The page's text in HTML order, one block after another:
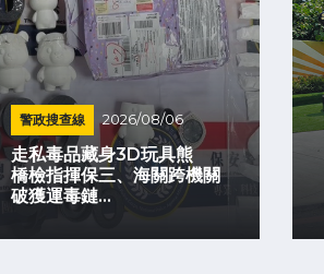
警政搜查線 2026/08/06
走私毒品藏身3D玩具熊
橋檢指揮保三、海關跨機關
破獲運毒鏈...